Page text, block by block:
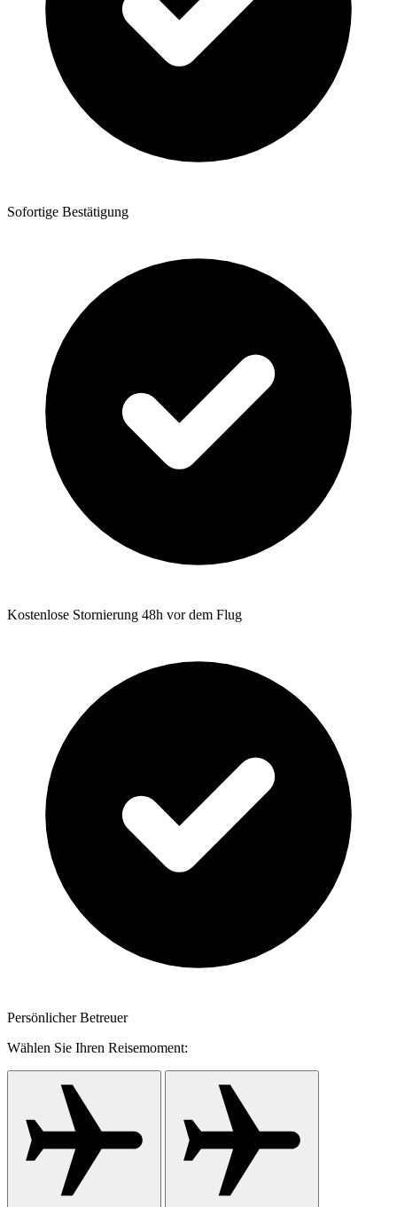
Sofortige Bestätigung
Kostenlose Stornierung 48h vor dem Flug
Persönlicher Betreuer
Wählen Sie Ihren Reisemoment: